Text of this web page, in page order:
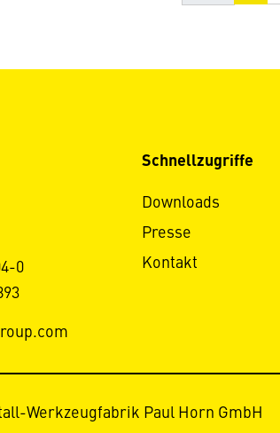
0
Schnellzugriffe
Downloads
Presse
Kontakt
Werkzeugfabrik Paul Horn GmbH